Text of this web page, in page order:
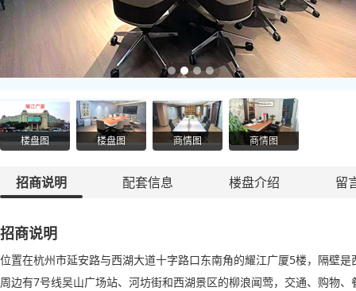
楼盘图 楼盘图 商情图 商情图
招商说明 配套信息 楼盘介绍 留
招商说明
位置在杭州市延安路与西湖大道十字路口东南角的耀江广厦5楼，隔壁
周边有7号线吴山广场站、河坊街和西湖景区的柳浪闻莺，交通、购物